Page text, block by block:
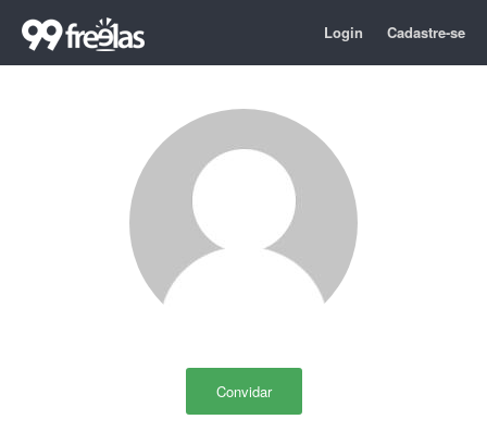
Login Cadastre-se
Convidar